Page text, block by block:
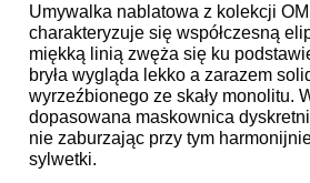
Umywalka nablatowa z kolekcji
charakteryzuje się współczesną
miękką linią zwęża się ku
bryła wygląda lekko a zarazem
wyrzeźbionego ze skały monolitu.
dopasowana maskownica
nie zaburzając przy tym
sylwetki.